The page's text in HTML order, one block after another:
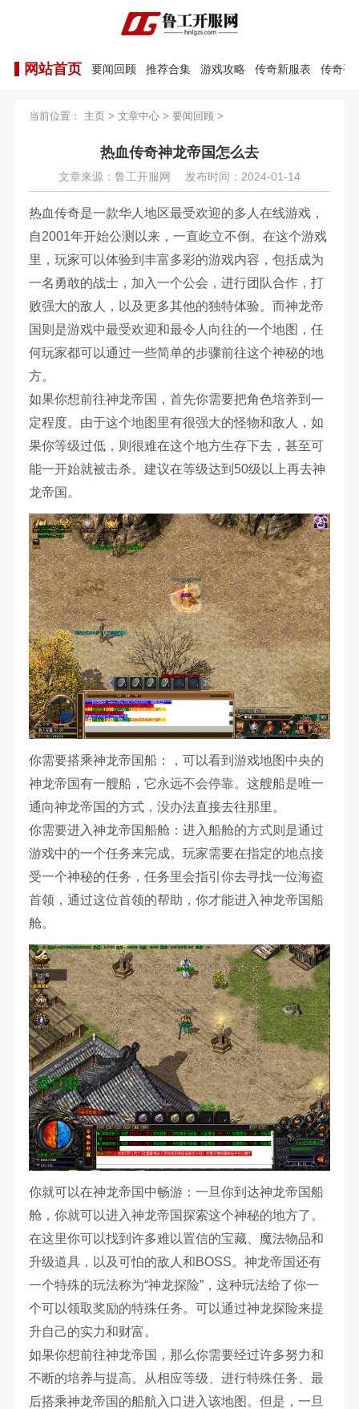
网站首页 要闻回顾 推荐合集 游戏攻略 传奇新服表 传奇手
当前位置： 主页> 文章中心> 要闻回顾 >
热血传奇神龙帝国怎么去
文章来源：鲁工开服网 发布时间：2024-01-14
热血传奇是一款华人地区最受欢迎的多人在线游戏，
自2001年开始公测以来，一直屹立不倒。在这个游戏
里，玩家可以体验到丰富多彩的游戏内容，包括成为
一名勇敢的战士，加入一个公会，进行团队合作，打
败强大的敌人，以及更多其他的独特体验。而神龙帝
国则是游戏中最受欢迎和最令人向往的一个地图，任
何玩家都可以通过一些简单的步骤前往这个神秘的地
方。
如果你想前往神龙帝国，首先你需要把角色培养到一
定程度。由于这个地图里有很强大的怪物和敌人，如
果你等级过低，则很难在这个地方生存下去，甚至可
能一开始就被击杀。建议在等级达到50级以上再去神
龙帝国。
你需要搭乘神龙帝国船：，可以看到游戏地图中央的
神龙帝国有一艘船，它永远不会停靠。这艘船是唯一
通向神龙帝国的方式，没办法直接去往那里。
你需要进入神龙帝国船舱：进入船舱的方式则是通过
游戏中的一个任务来完成。玩家需要在指定的地点接
受一个神秘的任务，任务里会指引你去寻找一位海盗
首领，通过这位首领的帮助，你才能进入神龙帝国船
舱。
你就可以在神龙帝国中畅游：一旦你到达神龙帝国船
舱，你就可以进入神龙帝国探索这个神秘的地方了。
在这里你可以找到许多难以置信的宝藏、魔法物品和
升级道具，以及可怕的敌人和BOSS。神龙帝国还有
一个特殊的玩法称为“神龙探险”，这种玩法给了你一
个可以领取奖励的特殊任务。可以通过神龙探险来提
升自己的实力和财富。
如果你想前往神龙帝国，那么你需要经过许多努力和
不断的培养与提高。从相应等级、进行特殊任务、最
后搭乘神龙帝国的船航入口进入该地图。但是，一旦